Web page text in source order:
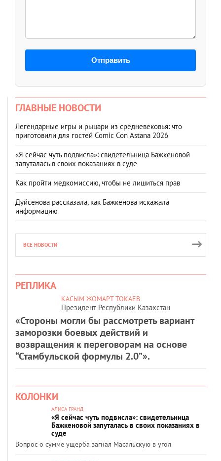
Отправить
ГЛАВНЫЕ НОВОСТИ
Легендарные игры и рыцари из средневековья: что
приготовили для гостей Comic Con Astana 2026
«Я сейчас чуть подвисла»: свидетельница Бажкеновой
запуталась в своих показаниях в суде
Как пройти медкомиссию, чтобы не лишиться прав
Дуйсенова рассказала, как Бажкенова искажала
информацию
ВСЕ НОВОСТИ
РЕПЛИКА
КАСЫМ-ЖОМАРТ ТОКАЕВ
Президент Республики Казахстан
«Стороны могли бы рассмотреть вариант
заморозки боевых действий и
возвращения к переговорам на основе
“Стамбульской формулы 2.0”».
КОЛОНКИ
АЛИСА ГРАНД
«Я сейчас чуть подвисла»: свидетельница
Бажкеновой запуталась в своих показаниях в
суде
Вопрос о сумме ущерба загнал Масальскую в угол